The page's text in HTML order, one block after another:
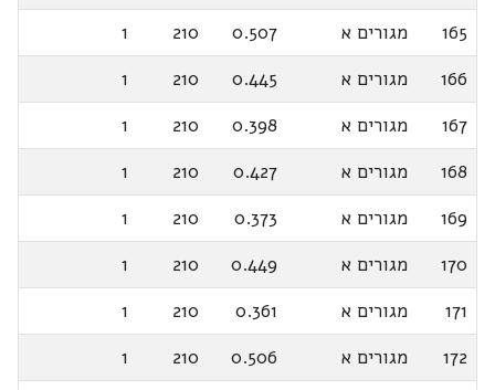
165
מגורים א 0.507
210
1
166
מגורים א 0.445
210
1
167
מגורים א 0.398
210
1
168
מגורים א 0.427
210
1
169
מגורים א 0.373
210
1
170
מגורים א 0.449
210
1
171
מגורים א 0.361
210
1
172
מגורים א 0.506
210
1